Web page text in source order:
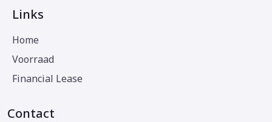
Links
Home
Voorraad
Financial Lease
Contact